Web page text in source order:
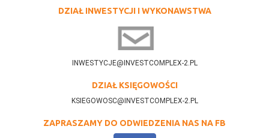
DZIAŁ INWESTYCJI I WYKONAWSTWA
INWESTYCJE@INVESTCOMPLEX-2.PL
DZIAŁ KSIĘGOWOŚCI
KSIEGOWOSC@INVESTCOMPLEX-2.PL
ZAPRASZAMY DO ODWIEDZENIA NAS NA FB